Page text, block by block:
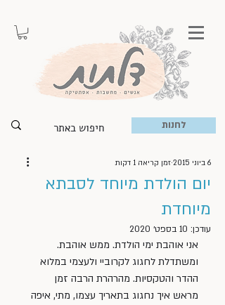
לחנות
יום הולדת מיוחד לסבתא
מיוחדת
6 ביוני 2015 זמן קריאה 1 דקות
עודכן: 10 בספט׳ 2020
אני אוהבת ימי הולדת. ממש אוהבת.
ומשתדלת לחגוג לקרוביי ולעצמי במלוא
ההדר והטקסיות. מהרהרת הרבה זמן
מראש איך נחגוג בתאריך עצמו, מתי, איפה